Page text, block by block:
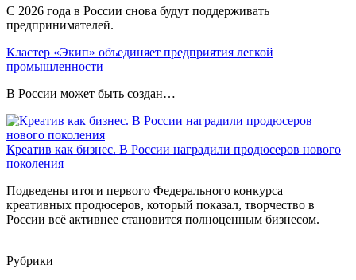
С 2026 года в России снова будут поддерживать
предпринимателей.
Кластер «Экип» объединяет предприятия легкой
промышленности
В России может быть создан…
Креатив как бизнес. В России наградили продюсеров нового
поколения
Подведены итоги первого Федерального конкурса
креативных продюсеров, который показал, творчество в
России всё активнее становится полноценным бизнесом.
Рубрики